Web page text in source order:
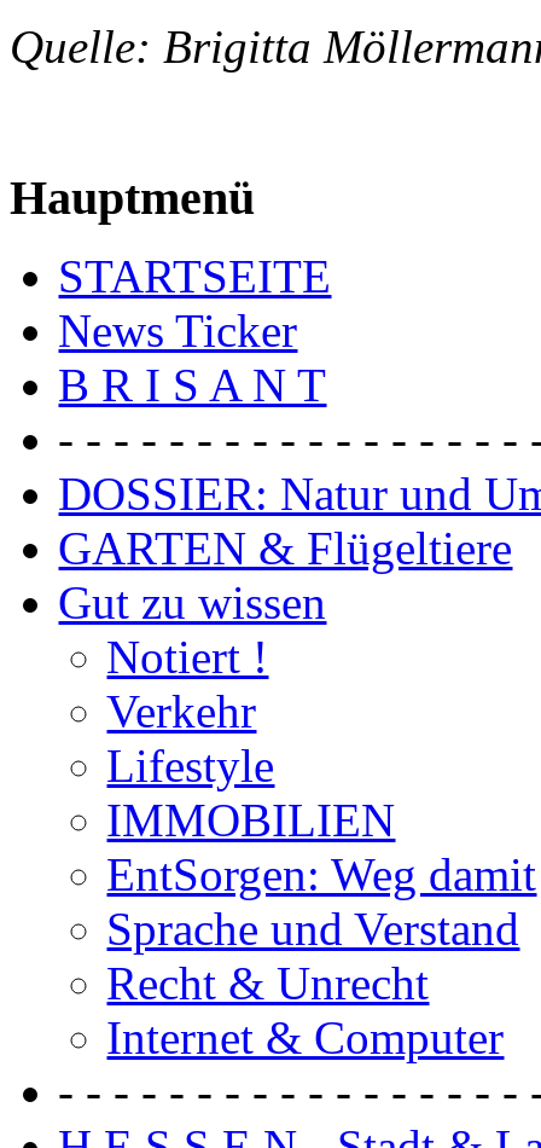
Quelle: Brigitta
Hauptmenü
STARTSEITE
News Ticker
B R I S A N T
- - - - - - - - - - - - - - - - -
DOSSIER: Natur und
GARTEN & Flügeltiere
Gut zu wissen
Notiert !
Verkehr
Lifestyle
IMMOBILIEN
EntSorgen: Weg damit
Sprache und Verstand
Recht & Unrecht
Internet & Computer
- - - - - - - - - - - - - - - - -